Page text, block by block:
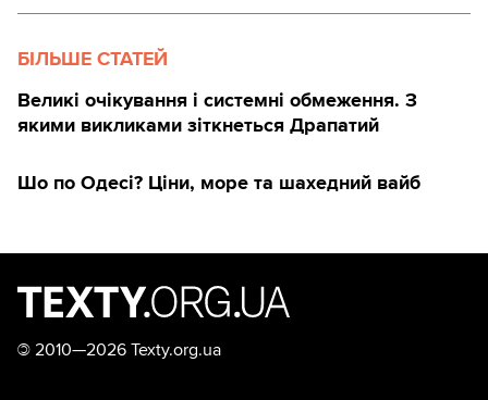
БІЛЬШЕ СТАТЕЙ
Великі очікування і системні обмеження. З
якими викликами зіткнеться Драпатий
Шо по Одесі? Ціни, море та шахедний вайб
© 2010—2026 Texty.org.ua